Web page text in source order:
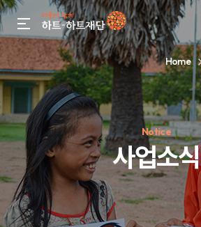
gnb menu open
인기 키워드
#정기후원#하트플레이스#캠페인#
Home
Notice
사업소식